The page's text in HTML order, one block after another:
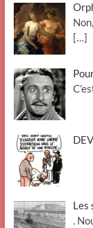
[…]
Les
.